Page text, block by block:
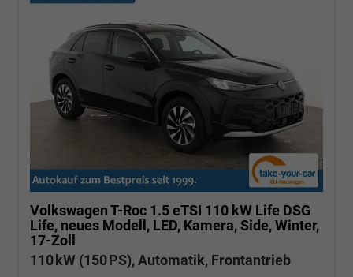
Volkswagen T-Roc 1.5 eTSI 110 kW Life DSG
Life, neues Modell, LED, Kamera, Side, Winter,
17-Zoll
110 kW (150 PS), Automatik, Frontantrieb